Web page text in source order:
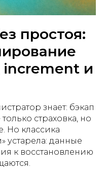
простоя:
increment и
знает: бэкап
страховка, но
Но классика
устарела: данные
к восстановлению